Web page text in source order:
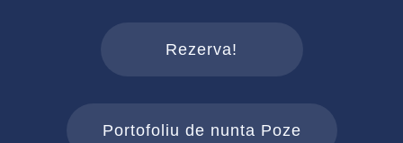
Rezerva!
Portofoliu de nunta Poze